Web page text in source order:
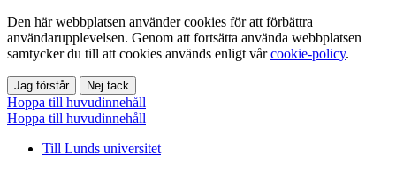
Den här webbplatsen använder cookies för att förbättra
användarupplevelsen. Genom att fortsätta använda webbplatsen
samtycker du till att cookies används enligt vårcookie-policy.
Jag förstår Nej tack
Hoppa till huvudinnehåll
Hoppa till huvudinnehåll
Till Lunds universitet